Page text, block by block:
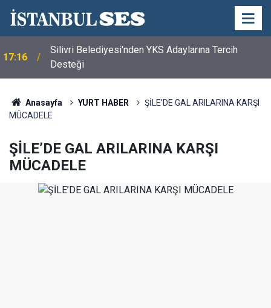
17:16
Silivri Belediyesi'nden YKS Adaylarına Tercih
Desteği
Anasayfa YURT HABER
ŞİLE’DE GAL ARILARINA KARŞI
MÜCADELE
ŞİLE’DE GAL ARILARINA KARŞI
MÜCADELE